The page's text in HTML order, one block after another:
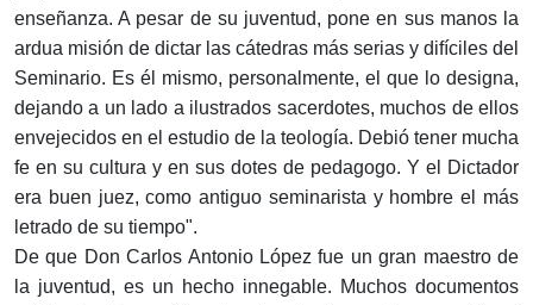
enseñanza. A pesar de su juventud, pone en sus manos la
ardua misión de dictar las cátedras más serias y difíciles del
Seminario. Es él mismo, personalmente, el que lo designa,
dejando a un lado a ilustrados sacerdotes, muchos de ellos
envejecidos en el estudio de la teología. Debió tener mucha
fe en su cultura y en sus dotes de pedagogo. Y el Dictador
era buen juez, como antiguo seminarista y hombre el más
letrado de su tiempo".
De que Don Carlos Antonio López fue un gran maestro de
la juventud, es un hecho innegable. Muchos documentos